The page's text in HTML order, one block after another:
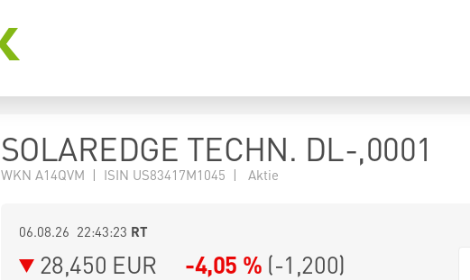
SOLAREDGE TECHN. DL-,0001
WKN A14QVM | ISIN US83417M1045 | Aktie
06.08.26 22:43:23 RT
28,450 EUR -4,05 % (-1,200)